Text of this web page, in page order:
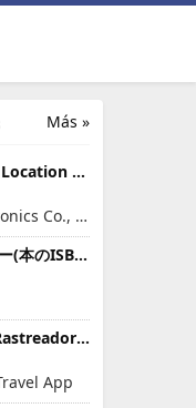
Más »
Samsung Find: Location Sharing
Samsung Electronics Co., Ltd.
ISBNマネージャー(本のISBN読み取り・文字認識)
FindPenguins Rastreador Viajes
App